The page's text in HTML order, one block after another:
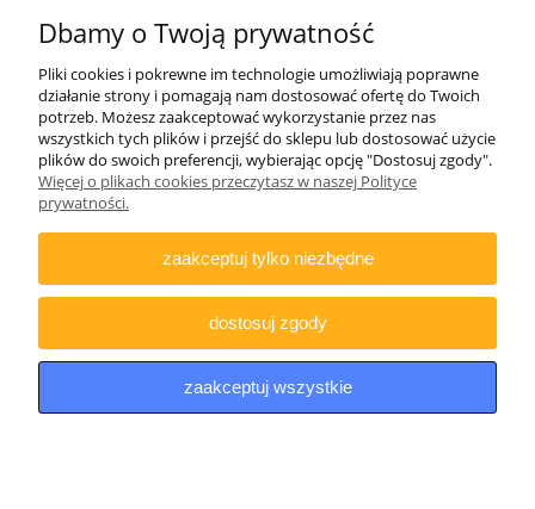
Zapraszamy do skorzystania z naszych usług:
Strona informacyjna:
http://lentus-militaria.pl/
oraz usług Agencji fotograficznej
http://zatrzymanewkadrze.com.pl/
Lentus Rafał Nizicki
ul. Generała Andersa 2e/77
41-200 Sosnowiec
NIP: 644-307-79-15
w/w adresach nie prowadzimy pod nim sklepu
stacjonarnego jak i odbiorów osobistych towarów.
Dbamy o Twoją prywatność
Pliki cookies i pokrewne im technologie umożliwiają poprawne
działanie strony i pomagają nam dostosować ofertę do Twoich
potrzeb. Możesz zaakceptować wykorzystanie przez nas
wszystkich tych plików i przejść do sklepu lub dostosować użycie
plików do swoich preferencji, wybierając opcję "Dostosuj zgody".
Więcej o plikach cookies przeczytasz w naszej Polityce
prywatności.
zaakceptuj tylko niezbędne
dostosuj zgody
zaakceptuj wszystkie